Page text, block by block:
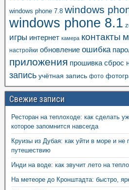
windows phone 7.8 windows
windows phone 8.1
игры интернет камера контакты
настройки обновление ошибка
приложения прошивка сброс
запись учётная запись фото
Свежие записи
Ресторан на теплоходе: как сделать
которое запомнится навсегда
Круизы из Дубая: как уйти в море и не
путешествию
Инди на воде: как звучит лето на
На метеоре до Кронштадта: быстро,